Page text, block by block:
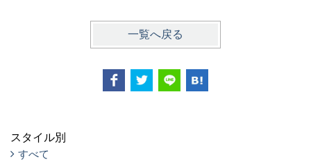
一覧へ戻る
スタイル別
すべて